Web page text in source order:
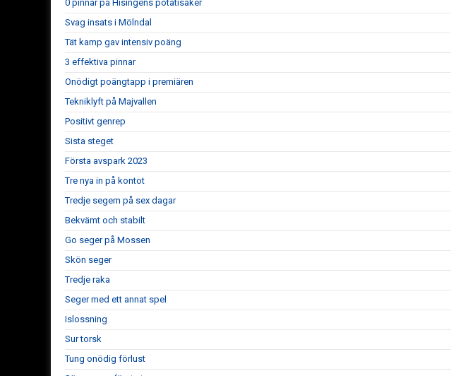
0 pinnar på Hisingens potatisåker
Svag insats i Mölndal
Tät kamp gav intensiv poäng
3 effektiva pinnar
Onödigt poängtapp i premiären
Tekniklyft på Majvallen
Positivt genrep
Sista steget
Första avspark 2023
Tre nya in på kontot
Tredje segern på sex dagar
Bekvämt och stabilt
Go seger på Mossen
Skön seger
Tredje raka
Seger med ett annat spel
Islossning
Sur torsk
Tung onödig förlust